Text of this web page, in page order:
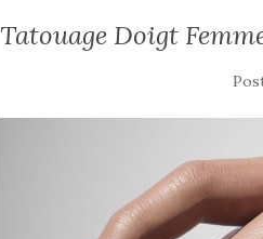
Tatouage Doigt